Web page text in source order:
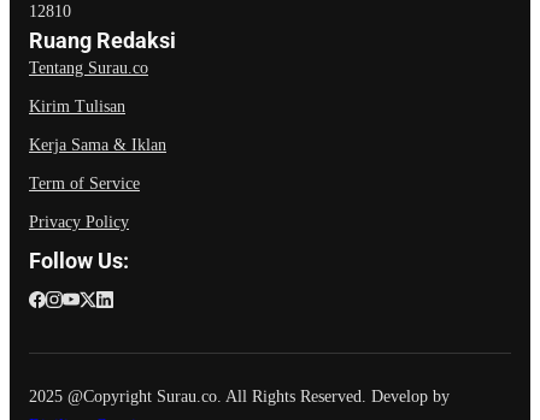
12810
Ruang Redaksi
Tentang Surau.co
Kirim Tulisan
Kerja Sama & Iklan
Term of Service
Privacy Policy
Follow Us:
2025 @Copyright Surau.co. All Rights Reserved. Develop by